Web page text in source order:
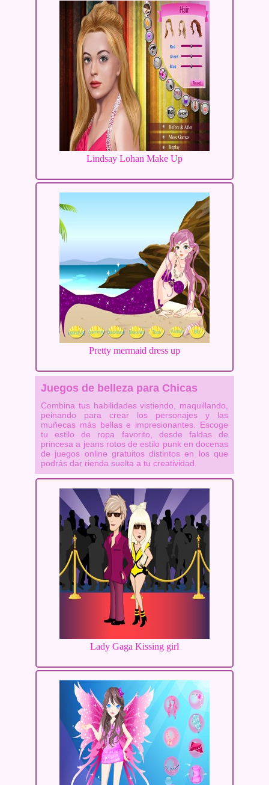
Lindsay Lohan Make Up
Pretty mermaid dress up
Juegos de belleza para Chicas
Combina tus habilidades vistiendo, maquillando,
peinando para crear los personajes y las
muñecas más bellas e impresionantes. Escoge
tu estilo de ropa favorito, desde faldas de
princesa a jeans rotos de estilo punk en docenas
de juegos online gratuitos distintos en los que
podrás dar rienda suelta a tu creatividad.
Lady Gaga Kissing girl